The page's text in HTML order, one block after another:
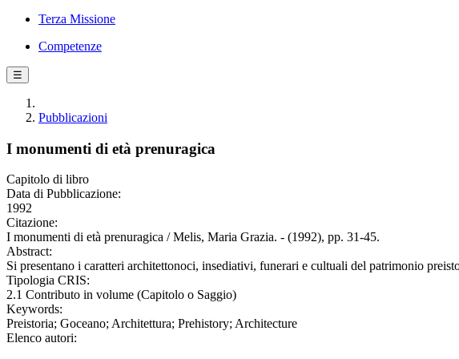
Terza Missione
Competenze
☰
Pubblicazioni
I monumenti di età prenuragica
Capitolo di libro
Data di Pubblicazione:
1992
Citazione:
I monumenti di età prenuragica / Melis, Maria Grazia. - (1992), pp. 31-45.
Abstract:
Si presentano i caratteri architettonoci, insediativi, funerari e cultuali del patrimonio
Tipologia CRIS:
2.1 Contributo in volume (Capitolo o Saggio)
Keywords:
Preistoria; Goceano; Architettura; Prehistory; Architecture
Elenco autori: